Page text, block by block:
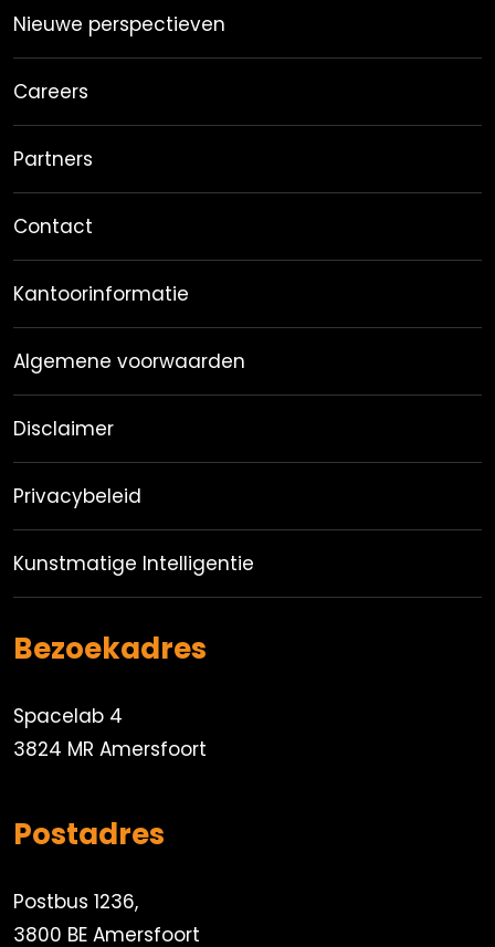
Nieuwe perspectieven
Careers
Partners
Contact
Kantoorinformatie
Algemene voorwaarden
Disclaimer
Privacybeleid
Kunstmatige Intelligentie
Bezoekadres
Spacelab 4
3824 MR Amersfoort
Postadres
Postbus 1236,
3800 BE Amersfoort